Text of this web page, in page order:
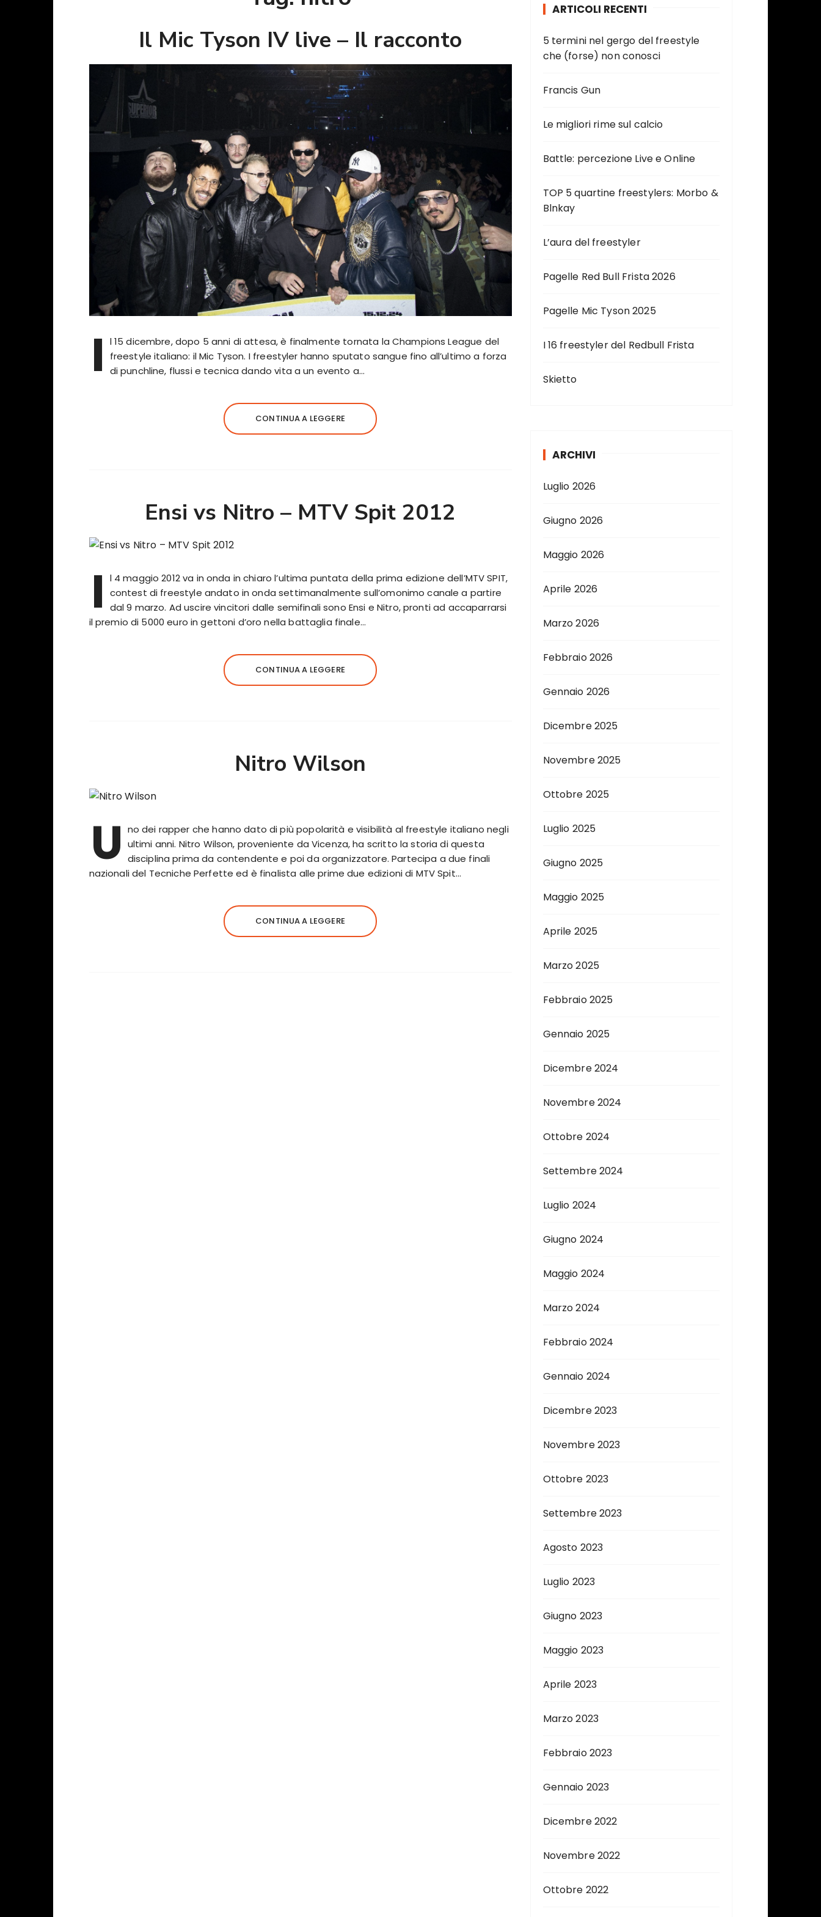
Il Mic Tyson IV live – Il racconto
I
l 15 dicembre, dopo 5 anni di attesa, è finalmente tornata la Champions League del
freestyle italiano: il Mic Tyson. I freestyler hanno sputato sangue fino all’ultimo a forza
di punchline, flussi e tecnica dando vita a un evento a…
CONTINUA A LEGGERE
Ensi vs Nitro – MTV Spit 2012
I
l 4 maggio 2012 va in onda in chiaro l’ultima puntata della prima edizione dell’MTV SPIT,
contest di freestyle andato in onda settimanalmente sull’omonimo canale a partire
dal 9 marzo. Ad uscire vincitori dalle semifinali sono Ensi e Nitro, pronti ad accaparrarsi
il premio di 5000 euro in gettoni d’oro nella battaglia finale…
CONTINUA A LEGGERE
Nitro Wilson
U no dei rapper che hanno dato di più popolarità e visibilità al freestyle italiano negli
ultimi anni. Nitro Wilson, proveniente da Vicenza, ha scritto la storia di questa
disciplina prima da contendente e poi da organizzatore. Partecipa a due finali
nazionali del Tecniche Perfette ed è finalista alle prime due edizioni di MTV Spit…
CONTINUA A LEGGERE
ARTICOLI RECENTI
5 termini nel gergo del freestyle
che (forse) non conosci
Francis Gun
Le migliori rime sul calcio
Battle: percezione Live e Online
TOP 5 quartine freestylers: Morbo &
Blnkay
L’aura del freestyler
Pagelle Red Bull Frista 2026
Pagelle Mic Tyson 2025
I 16 freestyler del Redbull Frista
Skietto
ARCHIVI
Luglio 2026
Giugno 2026
Maggio 2026
Aprile 2026
Marzo 2026
Febbraio 2026
Gennaio 2026
Dicembre 2025
Novembre 2025
Ottobre 2025
Luglio 2025
Giugno 2025
Maggio 2025
Aprile 2025
Marzo 2025
Febbraio 2025
Gennaio 2025
Dicembre 2024
Novembre 2024
Ottobre 2024
Settembre 2024
Luglio 2024
Giugno 2024
Maggio 2024
Marzo 2024
Febbraio 2024
Gennaio 2024
Dicembre 2023
Novembre 2023
Ottobre 2023
Settembre 2023
Agosto 2023
Luglio 2023
Giugno 2023
Maggio 2023
Aprile 2023
Marzo 2023
Febbraio 2023
Gennaio 2023
Dicembre 2022
Novembre 2022
Ottobre 2022